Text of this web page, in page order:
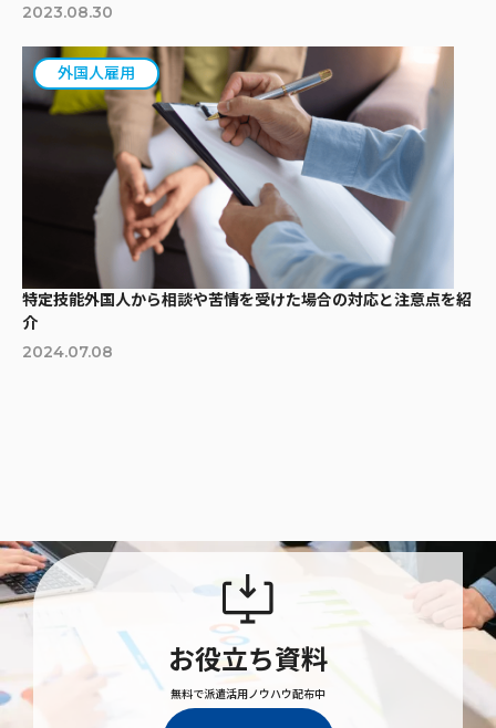
2023.08.30
外国人雇用
特定技能外国人から相談や苦情を受けた場合の対応と注意点を紹
介
2024.07.08
お役立ち資料
無料で派遣活用ノウハウ配布中